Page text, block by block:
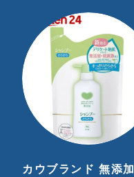
カウブランド 無添